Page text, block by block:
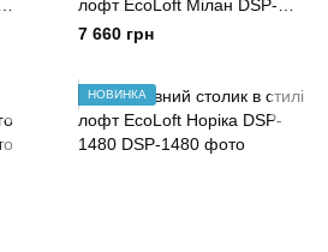
лофт EcoLoft Мілан DSP-
1133
7 660 грн
НОВИНКА